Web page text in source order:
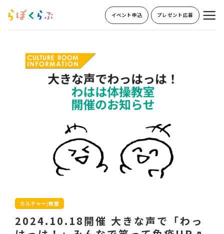
to
イベント申込 プレゼント応募
カルチャー/教室
2024.10.18開催 大きな声で「わっ